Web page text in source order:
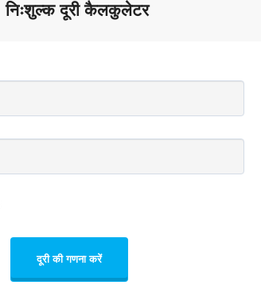
निःशुल्क दूरी कैलकुलेटर
दूरी की गणना करें